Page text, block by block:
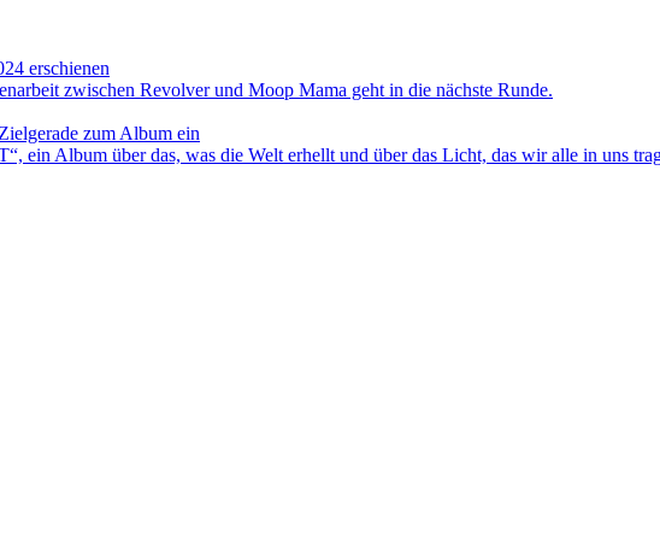
erschienen
zwischen Revolver und Moop Mama geht in die nächste Runde.
zum Album ein
ein Album über das, was die Welt erhellt und über das Licht, das wir alle in uns